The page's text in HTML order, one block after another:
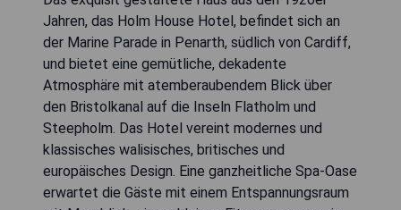
Jahren, das Holm House Hotel, befindet sich an
der Marine Parade in Penarth, südlich von Cardiff,
und bietet eine gemütliche, dekadente
Atmosphäre mit atemberaubendem Blick über
den Bristolkanal auf die Inseln Flatholm und
Steepholm. Das Hotel vereint modernes und
klassisches walisisches, britisches und
europäisches Design. Eine ganzheitliche Spa-Oase
erwartet die Gäste mit einem Entspannungsraum